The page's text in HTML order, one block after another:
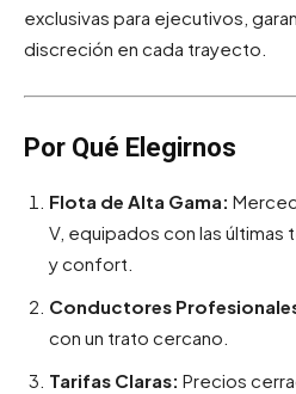
exclusivas para ejecutivos,
discreción en cada trayecto.
Por Qué Elegirnos
Flota de Alta Gama:
V, equipados con las
y confort.
Conductores
con un trato cercano.
Tarifas Claras: Precios